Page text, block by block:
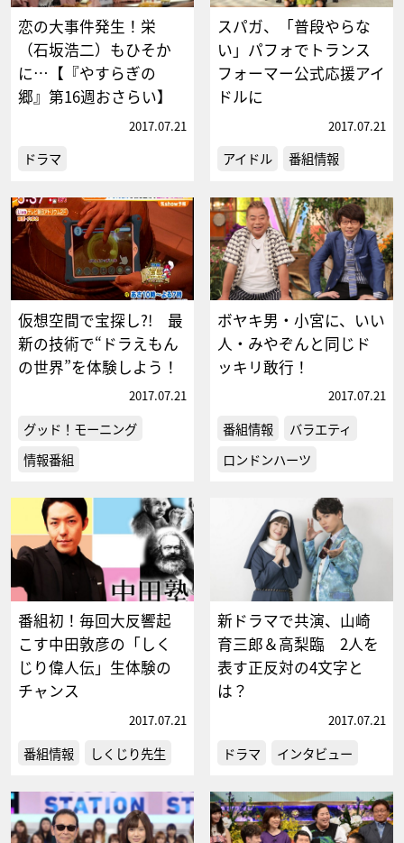
恋の大事件発生！栄
（石坂浩二）もひそか
に…【『やすらぎの
郷』第16週おさらい】
2017.07.21
ドラマ
スパガ、「普段やらな
い」パフォでトランス
フォーマー公式応援アイ
ドルに
2017.07.21
アイドル 番組情報
仮想空間で宝探し?! 最
新の技術で“ドラえもん
の世界”を体験しよう！
2017.07.21
グッド！モーニング
情報番組
ボヤキ男・小宮に、いい
人・みやぞんと同じド
ッキリ敢行！
2017.07.21
番組情報
バラエティ
ロンドンハーツ
番組初！毎回大反響起
こす中田敦彦の「しく
じり偉人伝」生体験の
チャンス
2017.07.21
番組情報 しくじり先生
新ドラマで共演、山崎
育三郎＆高梨臨 2人を
表す正反対の4文字と
は？
2017.07.21
ドラマ インタビュー